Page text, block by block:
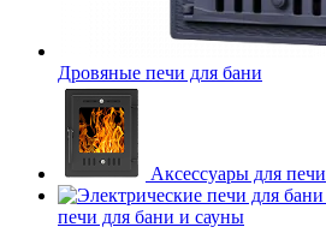
Дровяные печи для бани
Аксессуары для печи
печи для бани и сауны